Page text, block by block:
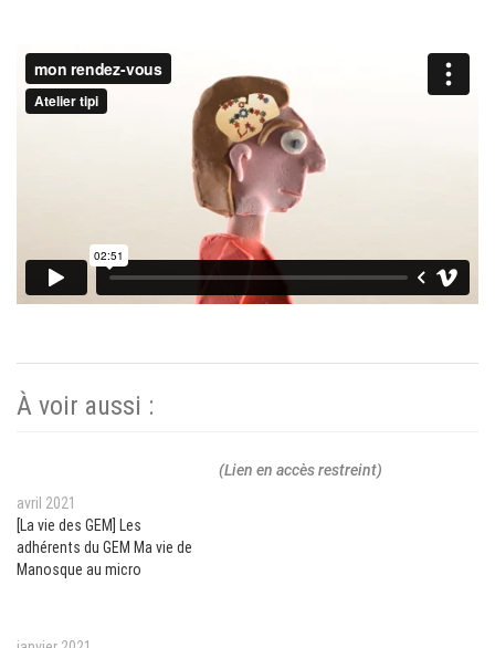
À voir aussi :
avril 2021
[La vie des GEM] Les
adhérents du GEM Ma vie de
Manosque au micro
(Lien en accès restreint)